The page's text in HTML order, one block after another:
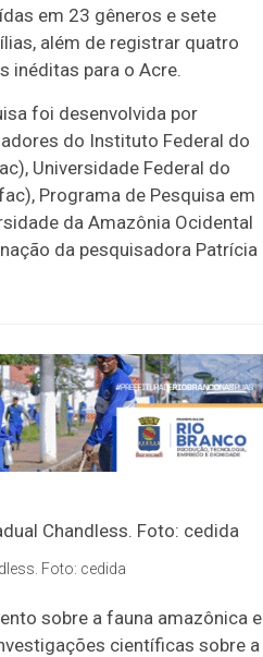
em 23 gêneros e sete
além de registrar quatro
inéditas para o Acre.
foi desenvolvida por
do Instituto Federal do
Universidade Federal do
Programa de Pesquisa em
da Amazônia Ocidental
da pesquisadora Patrícia
Foto: cedida
sobre a fauna amazônica e
científicas sobre a